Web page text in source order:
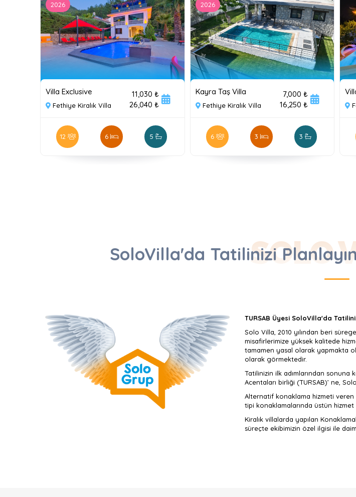
2026
Villa Exclusive
Fethiye Kiralık Villa
11,030 ₺
26,040 ₺
12 6 5
2026
Kayra Taş Villa
Fethiye Kiralık Villa
7,000 ₺
16,250 ₺
6 3 3
SoloVilla'da TatiliniziSOLO
TURSAB Üyesi SoloVilla'da
Solo Villa, 2010 yılından beri
misafirlerimize yüksek kalitede
tamamen yasal olarak yapmakta
olarak görmektedir.
Tatilinizin ilk adımlarından
Acentaları birliği (TURSAB)’ ne,
Alternatif konaklama hizmeti veren
tipi konaklamalarında üstün hizmet
Kiralık villalarda yapılan
süreçte ekibimizin özel ilgisi ile